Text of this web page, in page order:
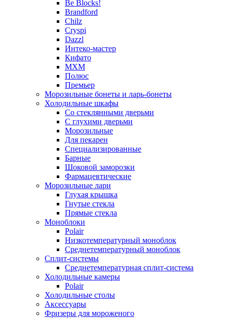
Be Blocks!
Brandford
Chilz
Cryspi
Dazzl
Интеко-мастер
Кифато
МХМ
Полюс
Премьер
Морозильные бонеты и ларь-бонеты
Холодильные шкафы
Со стеклянными дверьми
С глухими дверьми
Морозильные
Для пекарен
Специализированные
Барные
Шоковой заморозки
Фармацевтические
Морозильные лари
Глухая крышка
Гнутые стекла
Прямые стекла
Моноблоки
Polair
Низкотемпературный моноблок
Среднетемпературный моноблок
Сплит-системы
Среднетемпературная сплит-система
Холодильные камеры
Polair
Холодильные столы
Аксессуары
Фризеры для мороженого